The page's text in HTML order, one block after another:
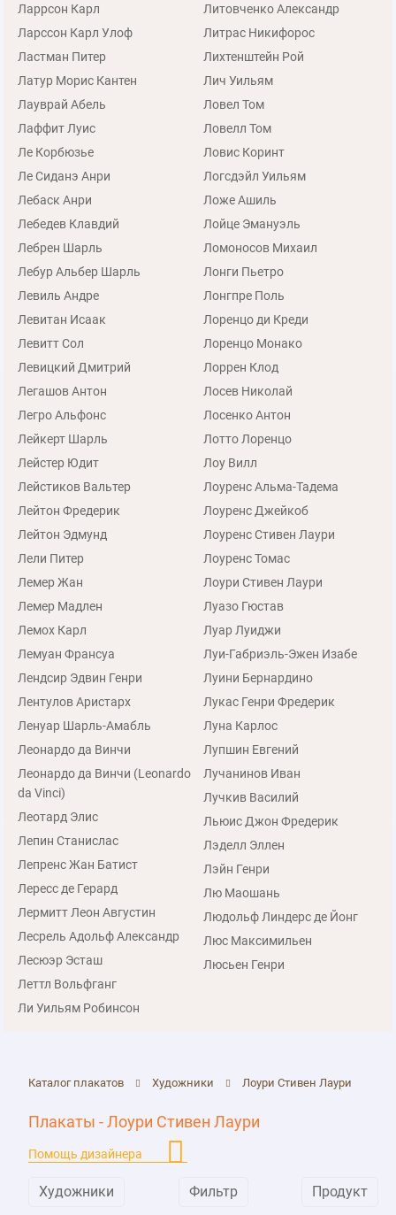
Ларрсон Карл
Ларссон Карл Улоф
Ластман Питер
Латур Морис Кантен
Лауврай Абель
Лаффит Луис
Ле Корбюзье
Ле Сиданэ Анри
Лебаск Анри
Лебедев Клавдий
Лебрен Шарль
Лебур Альбер Шарль
Левиль Андре
Левитан Исаак
Левитт Сол
Левицкий Дмитрий
Легашов Антон
Легро Альфонс
Лейкерт Шарль
Лейстер Юдит
Лейстиков Вальтер
Лейтон Фредерик
Лейтон Эдмунд
Лели Питер
Лемер Жан
Лемер Мадлен
Лемох Карл
Лемуан Франсуа
Лендсир Эдвин Генри
Лентулов Аристарх
Ленуар Шарль-Амабль
Леонардо да Винчи
Леонардо да Винчи (Leonardo
da Vinci)
Леотард Элис
Лепин Станислас
Лепренс Жан Батист
Лересс де Герард
Лермитт Леон Августин
Лесрель Адольф Александр
Лесюэр Эсташ
Леттл Вольфганг
Ли Уильям Робинсон
Литовченко Александр
Литрас Никифорос
Лихтенштейн Рой
Лич Уильям
Ловел Том
Ловелл Том
Ловис Коринт
Логсдэйл Уильям
Ложе Ашиль
Лойце Эмануэль
Ломоносов Михаил
Лонги Пьетро
Лонгпре Поль
Лоренцо ди Креди
Лоренцо Монако
Лоррен Клод
Лосев Николай
Лосенко Антон
Лотто Лоренцо
Лоу Вилл
Лоуренс Альма-Тадема
Лоуренс Джейкоб
Лоуренс Стивен Лаури
Лоуренс Томас
Лоури Стивен Лаури
Луазо Гюстав
Луар Луиджи
Луи-Габриэль-Эжен Изабе
Луини Бернардино
Лукас Генри Фредерик
Луна Карлос
Лупшин Евгений
Лучанинов Иван
Лучкив Василий
Льюис Джон Фредерик
Лэделл Эллен
Лэйн Генри
Лю Маошань
Людольф Линдерс де Йонг
Люс Максимильен
Люсьен Генри
Каталог плакатов Художники Лоури Стивен Лаури
Плакаты - Лоури Стивен Лаури
Помощь дизайнера
Художники Фильтр Продукт